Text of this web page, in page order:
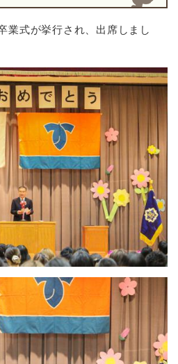
業式が挙行され、出席しまし